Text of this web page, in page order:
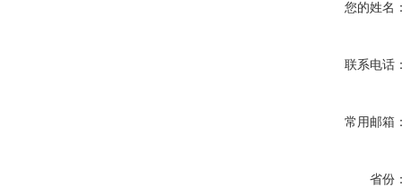
您的姓名
联系电话
常用邮箱
省份